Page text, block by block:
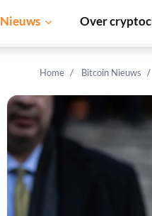
Nieuws Over
Home Bitcoin Nieuws